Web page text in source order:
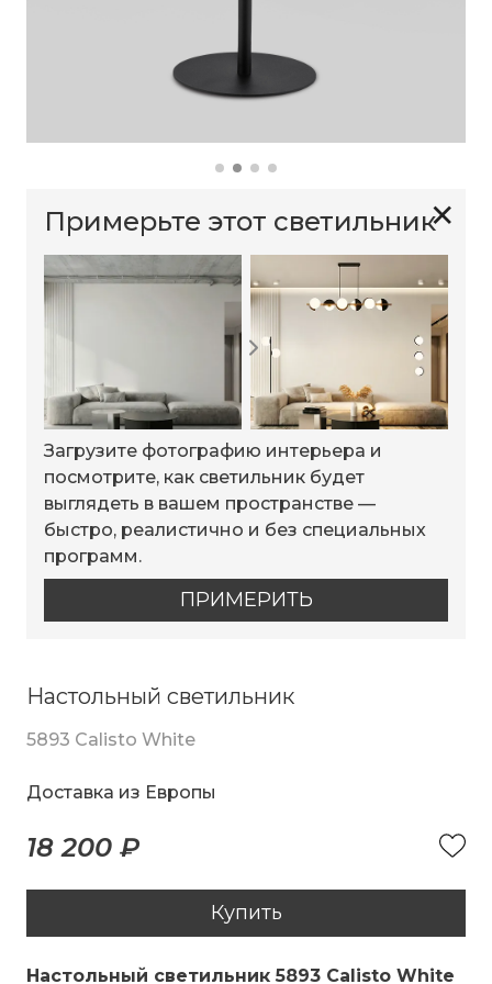
✕
Примерьте этот светильник
Загрузите фотографию интерьера и
посмотрите, как светильник будет
выглядеть в вашем пространстве —
быстро, реалистично и без специальных
программ.
ПРИМЕРИТЬ
Настольный светильник
5893 Calisto White
Доставка из Европы
18 200 ₽
Купить
Настольный светильник 5893 Calisto White